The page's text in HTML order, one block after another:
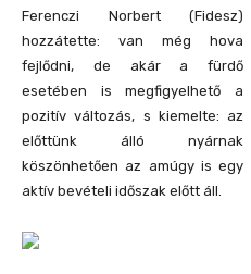
Ferenczi Norbert (Fidesz)
hozzátette: van még hova
fejlődni, de akár a fürdő
esetében is megfigyelhető a
pozitív változás, s kiemelte: az
előttünk álló nyárnak
köszönhetően az amúgy is egy
aktív bevételi időszak előtt áll.